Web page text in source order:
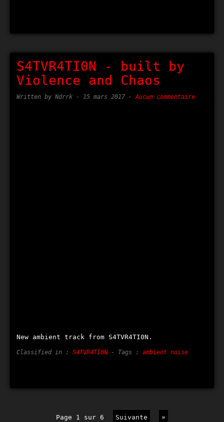
S4TVR4TI0N - built by
Violence and Chaos
Written by Ndrrk - 15 mars 2017 -Aucun commentaire
New ambient track from S4TVR4TI0N.
Classified in : S4TVR4TI0N- Tags : ambient noise
page 1 sur 6 suivante »